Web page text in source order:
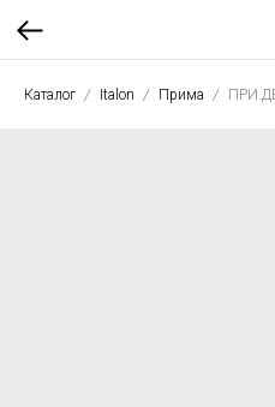
Каталог Italon Прима